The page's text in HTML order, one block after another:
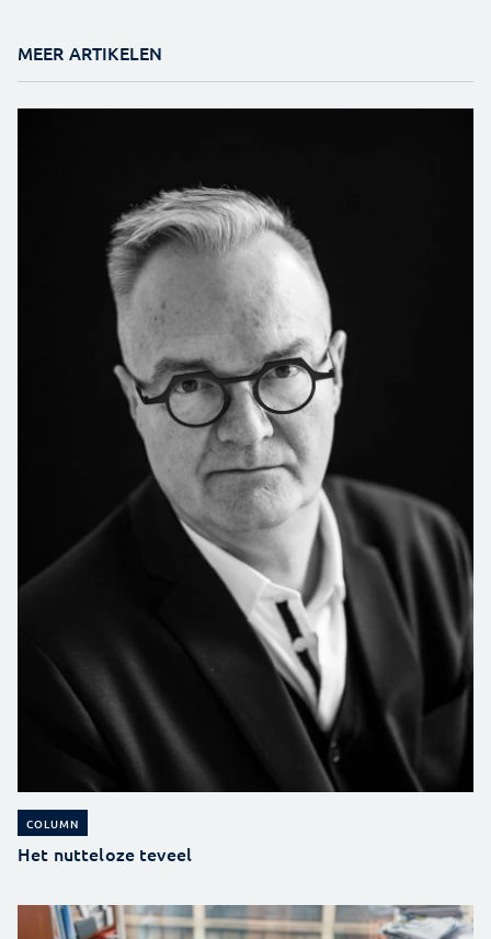
MEER ARTIKELEN
COLUMN
Het nutteloze teveel